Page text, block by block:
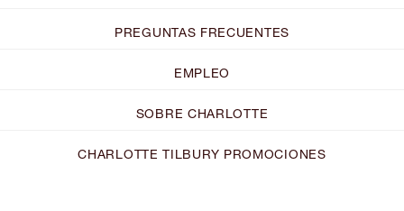
PREGUNTAS FRECUENTES
EMPLEO
SOBRE CHARLOTTE
CHARLOTTE TILBURY PROMOCIONES